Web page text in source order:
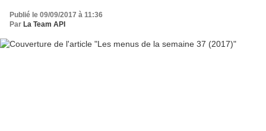
Publié le 09/09/2017 à 11:36
Par La Team API